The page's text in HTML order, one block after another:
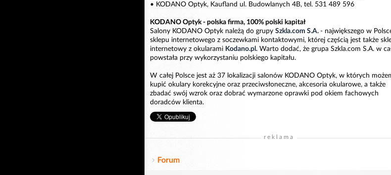
• KODANO Optyk, Kaufland ul. Budowlanych 4B, tel. 531 489 596
KODANO Optyk - polska firma, 100% polski kapitał
Salony KODANO Optyk należą do grupy Szkla.com S.A. - największego w
sklepu internetowego z soczewkami kontaktowymi, której częścią jest także
internetowy z okularami Kodano.pl. Warto dodać, że grupa Szkla.com S.A. w
powstała przy wykorzystaniu polskiego kapitału.
W całej Polsce jest aż 37 lokalizacji salonów KODANO Optyk, w których
kupić okulary korekcyjne oraz przeciwsłoneczne, akcesoria okularowe, a także
zbadać swój wzrok oraz dobrać wymarzone oprawki pod okiem fachowych
doradców klienta.
reklama
Forum